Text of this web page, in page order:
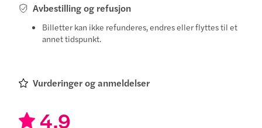
Avbestilling og refusjon
Billetter kan ikke refunderes, endres eller flyttes til et
annet tidspunkt.
Vurderinger og anmeldelser
4.9